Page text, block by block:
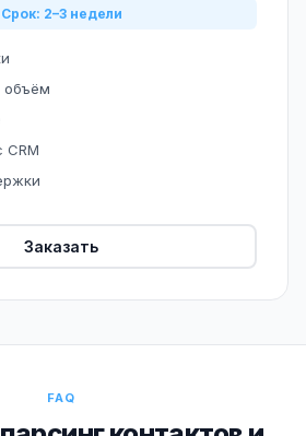
Срок: 2–3 недели
объём
CRM
Заказать
FAQ